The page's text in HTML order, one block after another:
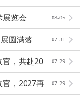
08-05
展览会
07-31
圆满落
07-29
官，共赴20
07-29
官，2027再